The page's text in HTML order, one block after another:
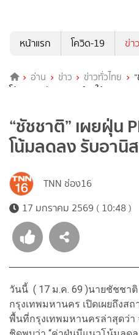
หน้าแรก
โควิด-19 ข่า
อ่าน ข่าว ข่าวทั่วไทย
โน้มลดลง รับอานิสงส์ลมใต้
“ชัชชาติ” เผยฝุ่น
โน้มลดลง รับอานิ
TNN ช่อง16
17 มกราคม 2569 ( 10:48 )
วันนี้ ( 17 ม.ค. 69 )นายชัชชา
กรุงเทพมหานคร เปิดเผยถึงส
พื้นที่กรุงเทพมหานครล่าสุดว่า